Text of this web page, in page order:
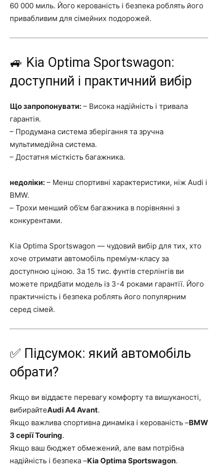
60 000 миль. Його керованість і безпека роблять його
привабливим для сімейних подорожей.
🚙 Kia Optima Sportswagon:
доступний і практичний вибір
Що запропонувати: – Висока надійність і тривала
гарантія.
– Продумана система зберігання та зручна
мультимедійна система.
– Достатня місткість багажника.
недоліки: – Менш спортивні характеристики, ніж Audi і
BMW.
– Трохи менший об’єм багажника в порівнянні з
конкурентами.
Kia Optima Sportswagon — чудовий вибір для тих, хто
хоче отримати автомобіль преміум-класу за
доступною ціною. За 15 тис. фунтів стерлінгів ви
можете придбати модель із 3-4 роками гарантії. Його
практичність і безпека роблять його популярним
серед сімей.
✅ Підсумок: який автомобіль
обрати?
Якщо ви віддаєте перевагу комфорту та вишуканості,
вибирайтеAudi A4 Avant.
Якщо важлива спортивна динаміка і керованість –BMW
3 серії Touring.
Якщо ваш бюджет обмежений, але вам потрібна
надійність і безпека –Kia Optima Sportswagon.